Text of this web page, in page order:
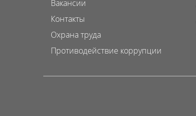
Вакансии
Контакты
Охрана труда
Противодействие коррупции